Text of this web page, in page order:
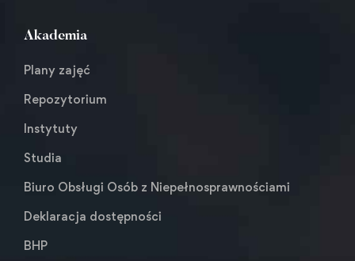
Akademia
Plany zajęć
Repozytorium
Instytuty
Studia
Biuro Obsługi Osób z Niepełnosprawnościami
Deklaracja dostępności
BHP